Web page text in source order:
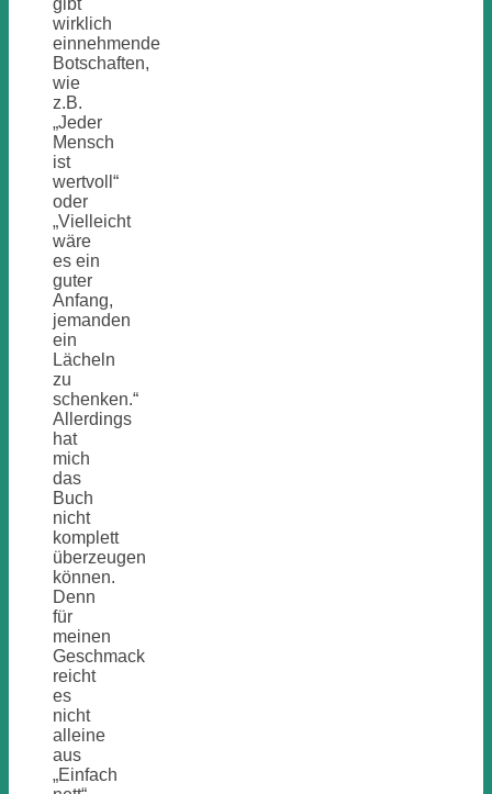
wirklich
einnehmende
Botschaften,
wie
z.B.
„Jeder
Mensch
ist
wertvoll“
oder
„Vielleicht
wäre
es ein
guter
Anfang,
jemanden
ein
Lächeln
zu
schenken.“
Allerdings
hat
mich
das
Buch
nicht
komplett
überzeugen
können.
Denn
für
meinen
Geschmack
reicht
es
nicht
alleine
aus
„Einfach